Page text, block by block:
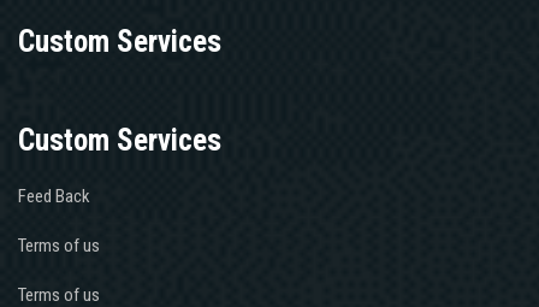
Custom Services
Custom Services
Feed Back
Terms of us
Terms of us